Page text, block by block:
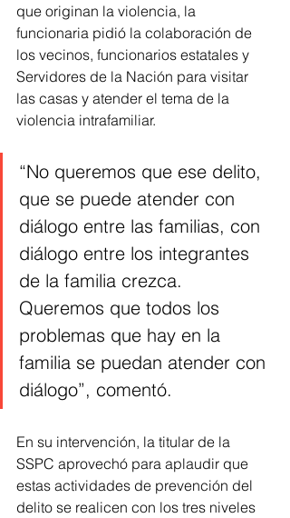
que originan la violencia, la
funcionaria pidió la colaboración de
los vecinos, funcionarios estatales y
Servidores de la Nación para visitar
las casas y atender el tema de la
violencia intrafamiliar.
“No queremos que ese delito,
que se puede atender con
diálogo entre las familias, con
diálogo entre los integrantes
de la familia crezca.
Queremos que todos los
problemas que hay en la
familia se puedan atender con
diálogo”, comentó.
En su intervención, la titular de la
SSPC aprovechó para aplaudir que
estas actividades de prevención del
delito se realicen con los tres niveles